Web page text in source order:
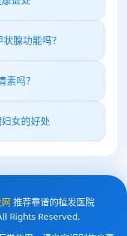
腺功能吗？
素吗？
女的好处
推荐靠谱的植发医院
Rights Reserved.